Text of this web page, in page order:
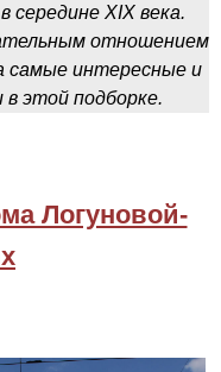
середине XIX века.
отношением
самые интересные и
этой подборке.
Логуновой-